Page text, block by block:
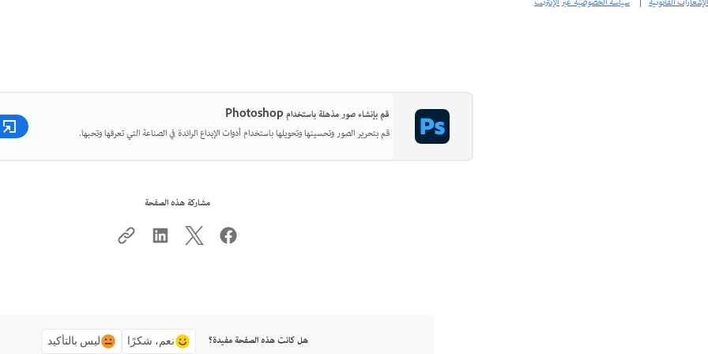
قم بإنشاء صور مذهلة باستخدام Photoshop
قم بتحرير الصور وتحسينها وتحويلها باستخدام أدوات الإبداع الرائدة في الصناعة التي تعرفها وتحبها.
مشاركة هذه الصفحة
هل كانت هذه الصفحة مفيدة؟ نعم، شكرًا ليس بالتأكيد